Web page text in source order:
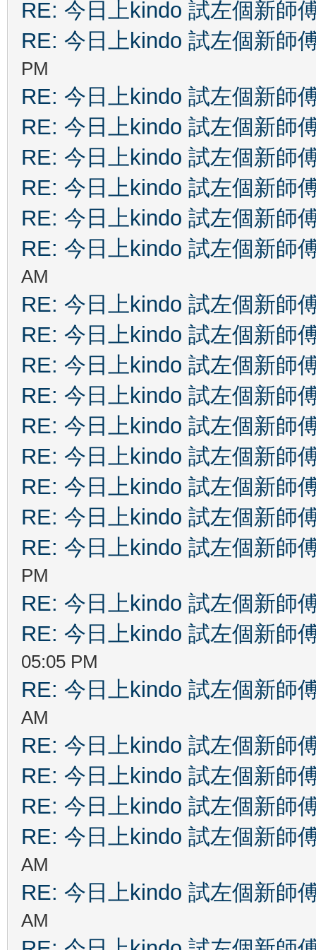
RE: 今日上kindo 試左個新師
RE: 今日上kindo 試左個新師
PM
RE: 今日上kindo 試左個新師
RE: 今日上kindo 試左個新師
RE: 今日上kindo 試左個新師
RE: 今日上kindo 試左個新師
RE: 今日上kindo 試左個新師
RE: 今日上kindo 試左個新師
AM
RE: 今日上kindo 試左個新師
RE: 今日上kindo 試左個新師
RE: 今日上kindo 試左個新師
RE: 今日上kindo 試左個新師
RE: 今日上kindo 試左個新師
RE: 今日上kindo 試左個新師
RE: 今日上kindo 試左個新師
RE: 今日上kindo 試左個新師
RE: 今日上kindo 試左個新師
PM
RE: 今日上kindo 試左個新師
RE: 今日上kindo 試左個新師
05:05 PM
RE: 今日上kindo 試左個新師
AM
RE: 今日上kindo 試左個新師
RE: 今日上kindo 試左個新師
RE: 今日上kindo 試左個新師
RE: 今日上kindo 試左個新師
AM
RE: 今日上kindo 試左個新師
AM